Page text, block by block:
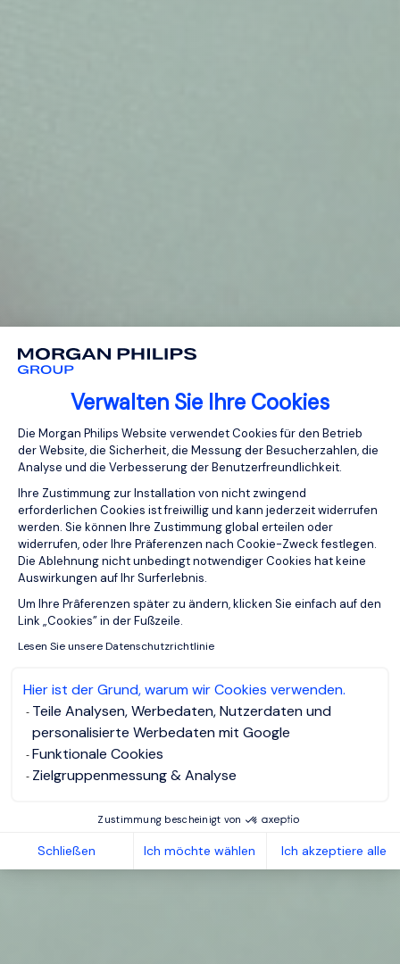
Verwalten Sie Ihre Cookies
Einwilligungsmanagementplattform:
Die Morgan Philips Website verwendet Cookies für den Betrieb
der Website, die Sicherheit, die Messung der Besucherzahlen, die
Analyse und die Verbesserung der Benutzerfreundlichkeit.
Ihre Zustimmung zur Installation von nicht zwingend
erforderlichen Cookies ist freiwillig und kann jederzeit widerrufen
werden. Sie können Ihre Zustimmung global erteilen oder
widerrufen, oder Ihre Präferenzen nach Cookie-Zweck festlegen.
Die Ablehnung nicht unbedingt notwendiger Cookies hat keine
Auswirkungen auf Ihr Surferlebnis.
Um Ihre Prâferenzen später zu ändern, klicken Sie einfach auf den
Link „Cookies” in der Fußzeile.
Lesen Sie unsere Datenschutzrichtlinie
Hier ist der Grund, warum wir Cookies verwenden.
Teile Analysen, Werbedaten, Nutzerdaten und
personalisierte Werbedaten mit Google
Funktionale Cookies
Zielgruppenmessung & Analyse
Zustimmung bescheinigt von
Schließen Ich möchte wählen Ich akzeptiere alle
Axeptio consent